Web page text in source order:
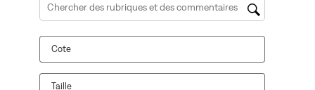
Zone de recherche de sujet et d'avis
Cote
Taille